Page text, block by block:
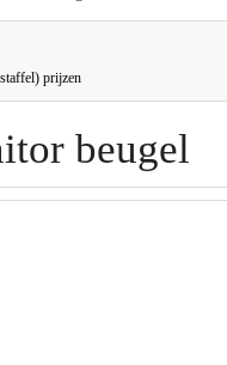
prijzen
beugel